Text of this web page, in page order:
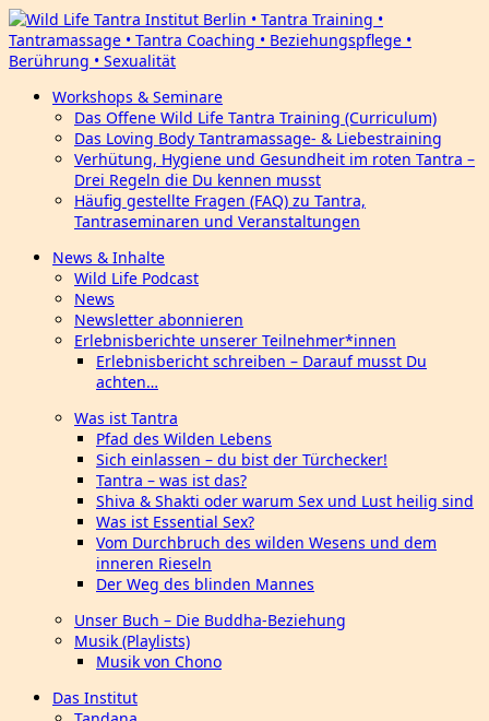
Workshops & Seminare
Das Offene Wild Life Tantra Training (Curriculum)
Das Loving Body Tantramassage- & Liebestraining
Verhütung, Hygiene und Gesundheit im roten Tantra –
Drei Regeln die Du kennen musst
Häufig gestellte Fragen (FAQ) zu Tantra,
Tantraseminaren und Veranstaltungen
News & Inhalte
Wild Life Podcast
News
Newsletter abonnieren
Erlebnisberichte unserer Teilnehmer*innen
Erlebnisbericht schreiben – Darauf musst Du
achten…
Was ist Tantra
Pfad des Wilden Lebens
Sich einlassen – du bist der Türchecker!
Tantra – was ist das?
Shiva & Shakti oder warum Sex und Lust heilig sind
Was ist Essential Sex?
Vom Durchbruch des wilden Wesens und dem
inneren Rieseln
Der Weg des blinden Mannes
Unser Buch – Die Buddha-Beziehung
Musik (Playlists)
Musik von Chono
Das Institut